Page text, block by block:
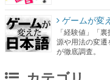
ゲームが変
「経験値」「
源や用法の変
が徹底調査。